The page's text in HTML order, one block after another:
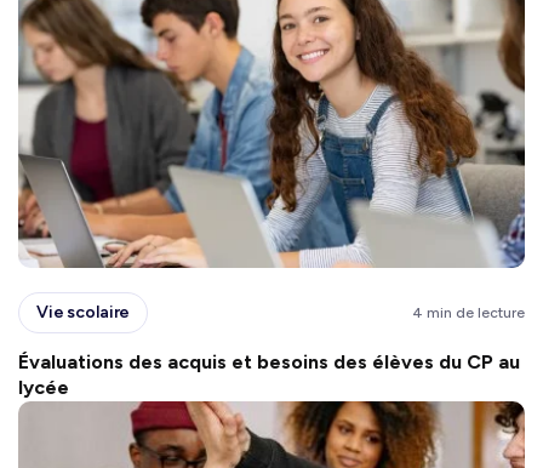
Vie scolaire 4 min de lecture
Évaluations des acquis et besoins des élèves du CP au
lycée